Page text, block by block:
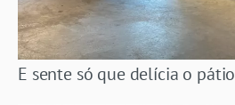
E sente só que delícia o pátio